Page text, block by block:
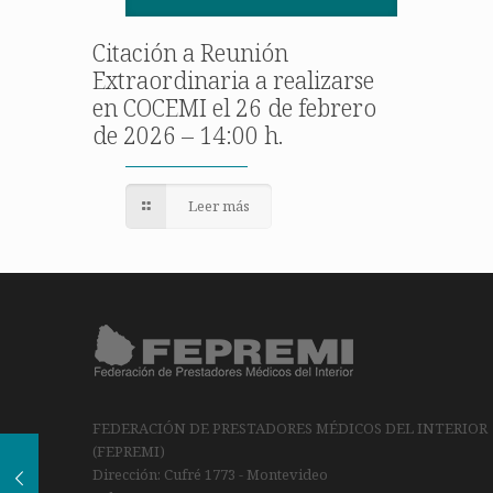
Citación a Reunión
Extraordinaria a realizarse
en COCEMI el 26 de febrero
de 2026 – 14:00 h.
Leer más
FEDERACIÓN DE PRESTADORES MÉDICOS DEL INTERIOR
(FEPREMI)
Dirección: Cufré 1773 - Montevideo